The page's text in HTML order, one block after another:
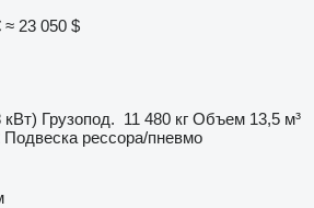
≈ 23 050 $
кВт) Грузопод. 11 480 кг Объем 13,5 м³
Подвеска рессора/пневмо